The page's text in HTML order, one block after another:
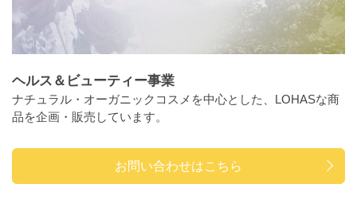
ヘルス＆ビューティー事業
ナチュラル・オーガニックコスメを中心とした、LOHASな商
品を企画・販売しています。
お問い合わせはこちら